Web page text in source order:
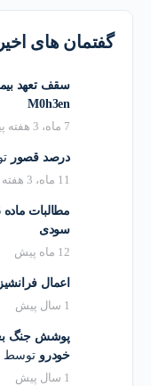
گفتمان های اخیر
سقف تعهد
M0h3en
7 ماه، 3 هفته پیش
درصد قصور
11 ماه، 3 هفته پیش
مطالبات ماده 66 قانون تأمین اجتماعی
سودی
12 ماه پیش
اعمال فرانشیز
1 سال پیش
پوشش جنگ
خودرو توسط
1 سال پیش